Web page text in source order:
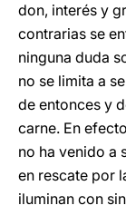
don, interés y
contrarias se
ninguna duda
no se limita a
de entonces y
carne. En
no ha venido a
en rescate por
iluminan con